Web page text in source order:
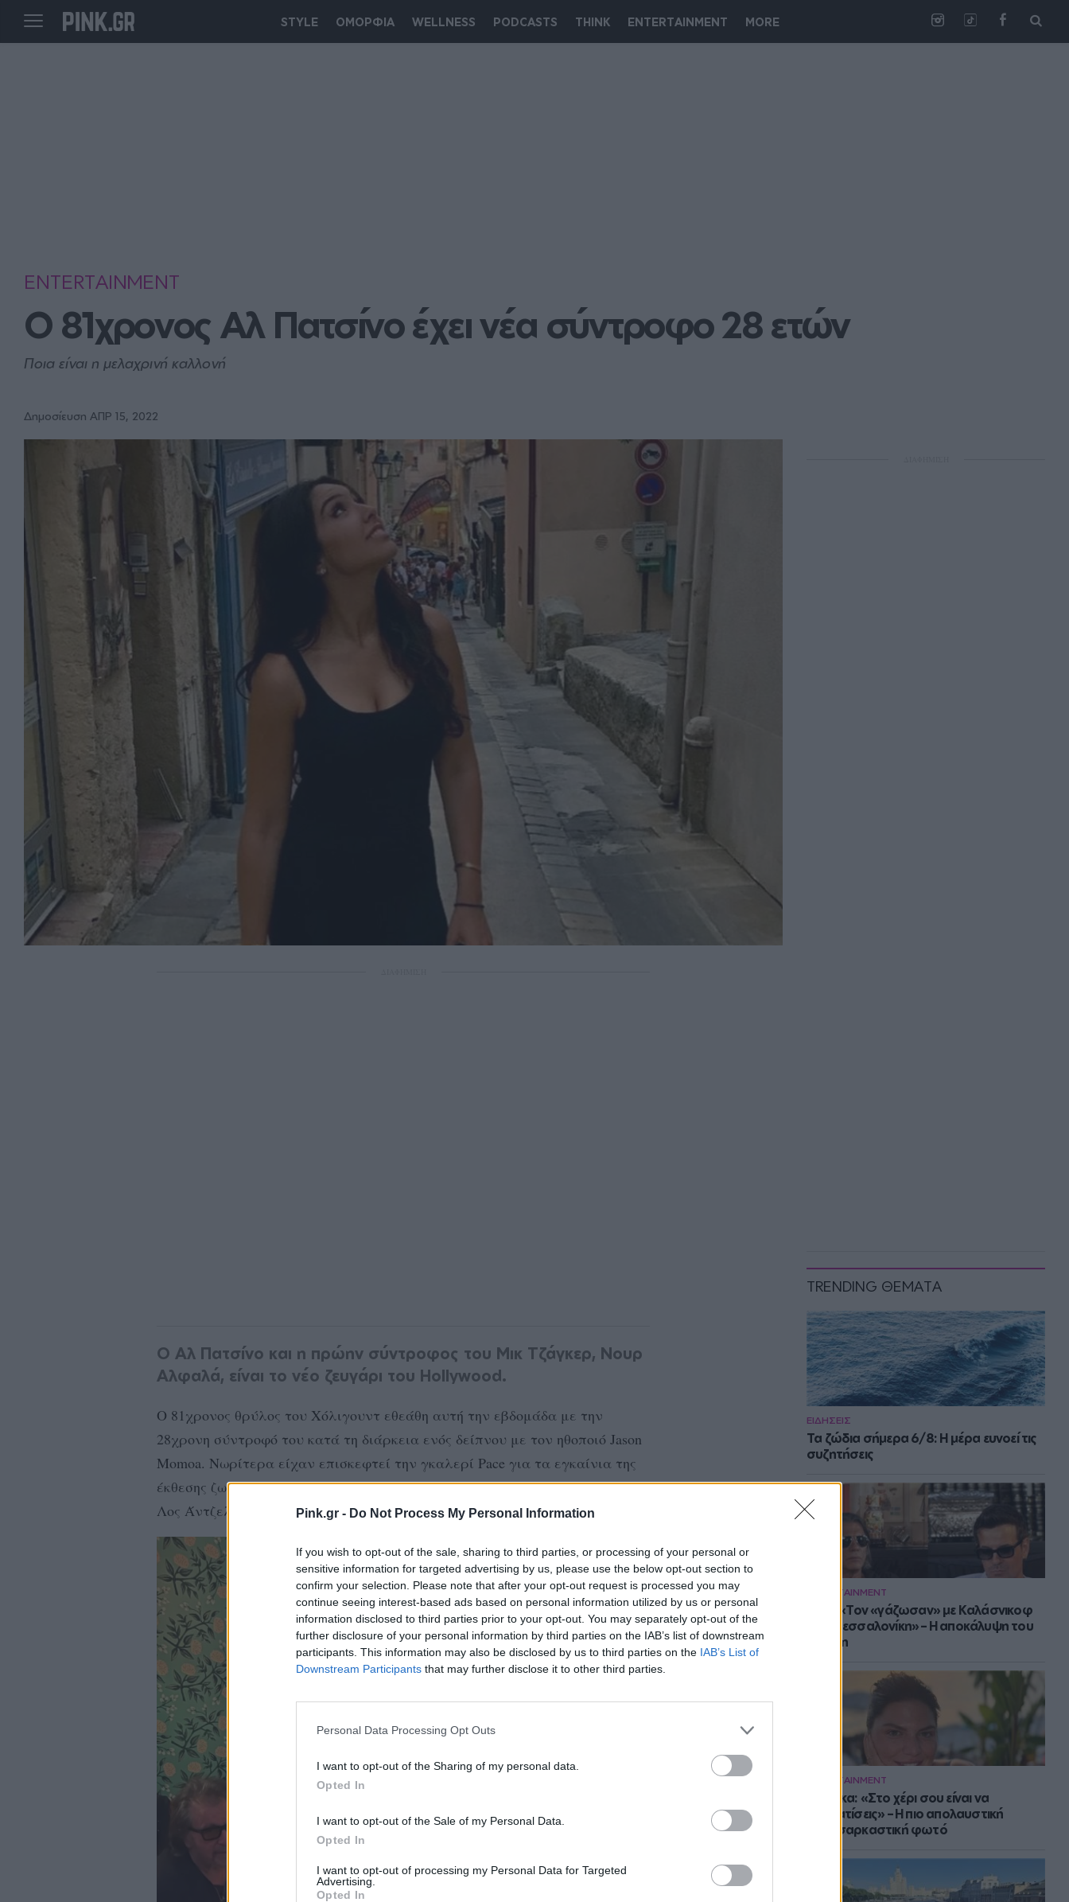
Pink.gr - Do Not Process My Personal Information
If you wish to opt-out of the sale, sharing to third parties, or processing of your personal or
sensitive information for targeted advertising by us, please use the below opt-out section to
confirm your selection. Please note that after your opt-out request is processed you may
continue seeing interest-based ads based on personal information utilized by us or personal
information disclosed to third parties prior to your opt-out. You may separately opt-out of the
further disclosure of your personal information by third parties on the IAB’s list of downstream
participants. This information may also be disclosed by us to third parties on the IAB’s List of
Downstream Participants that may further disclose it to other third parties.
Personal Data Processing Opt Outs
I want to opt-out of the Sharing of my personal data.
Opted In
I want to opt-out of the Sale of my Personal Data.
Opted In
I want to opt-out of processing my Personal Data for Targeted
Advertising.
Opted In
STYLE ΟΜΟΡΦΙΑ WELLNESS PODCASTS THINK ENTERTAINMENT MORE
ENTERTAINMENT
Ο 81χρονος Αλ Πατσίνο έχει νέα σύντροφο 28 ετών
Ποια είναι η μελαχρινή καλλονή
Δημοσίευση ΑΠΡ 15, 2022
TRENDING ΘΕΜΑΤΑ
ΕΙΔΗΣΕΙΣ
Τα ζώδια σήμερα 6/8: Η μέρα ευνοεί τις
συζητήσεις
ENTERTAINMENT
Νίνο: «Τον «γάζωσαν» με Καλάσνικοφ
στη Θεσσαλονίκη» – Η αποκάλυψη του
Ψινάκη
ENTERTAINMENT
Μπάρκα: «Στο χέρι σου είναι να
αδυνατίσεις» – Η πιο απολαυστική
αυτοσαρκαστική φωτό
Ο Αλ Πατσίνο και η πρώην σύντροφος του Μικ Τζάγκερ, Νουρ
Αλφαλά, είναι το νέο ζευγάρι του Hollywood.
O 81χρονος θρύλος του Χόλιγουντ εθεάθη αυτή την εβδομάδα με την
28χρονη σύντροφό του κατά τη διάρκεια ενός δείπνου με τον ηθοποιό Jason
Momoa. Νωρίτερα είχαν επισκεφτεί την γκαλερί Pace για τα εγκαίνια της
έκθεσης ζωγραφικής του Τζούλιαν Σκνέιμπελ στην περιοχή Mid City του
Λος Άντζελες.